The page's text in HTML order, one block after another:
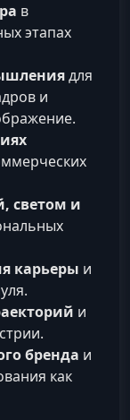
в
этапах
для
и
светом и
карьеры и
и
бренда и
как